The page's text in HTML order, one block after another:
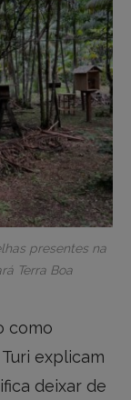
presentes na
Terra Boa
como
explicam
deixar de